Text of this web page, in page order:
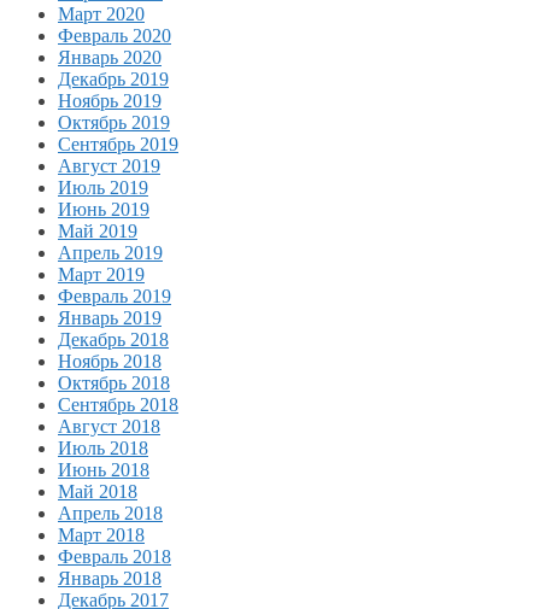
Март 2020
Февраль 2020
Январь 2020
Декабрь 2019
Ноябрь 2019
Октябрь 2019
Сентябрь 2019
Август 2019
Июль 2019
Июнь 2019
Май 2019
Апрель 2019
Март 2019
Февраль 2019
Январь 2019
Декабрь 2018
Ноябрь 2018
Октябрь 2018
Сентябрь 2018
Август 2018
Июль 2018
Июнь 2018
Май 2018
Апрель 2018
Март 2018
Февраль 2018
Январь 2018
Декабрь 2017